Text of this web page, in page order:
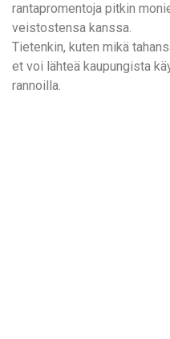
rantapromentoja pitkin
veistostensa kanssa.
Tietenkin, kuten mikä
et voi lähteä kaupungista
rannoilla.